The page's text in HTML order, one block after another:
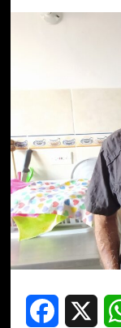
Facebook